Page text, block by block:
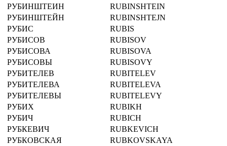
РУБИНШТЕИН
RUBINSHTEIN
РУБИНШТЕЙН
RUBINSHTEJN
РУБИС
RUBIS
РУБИСОВ
RUBISOV
РУБИСОВА
RUBISOVA
РУБИСОВЫ
RUBISOVY
РУБИТЕЛЕВ
RUBITELEV
РУБИТЕЛЕВА
RUBITELEVA
РУБИТЕЛЕВЫ
RUBITELEVY
РУБИХ
RUBIKH
РУБИЧ
RUBICH
РУБКЕВИЧ
RUBKEVICH
РУБКОВСКАЯ
RUBKOVSKAYA